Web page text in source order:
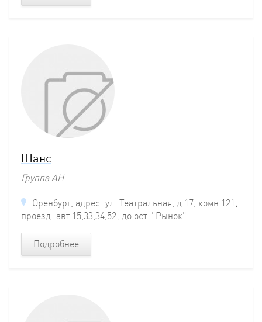
Шанс
Группа АН
Оренбург, адрес: ул. Театральная, д.17, комн.121;
проезд: авт.15,33,34,52; до ост. "Рынок"
Подробнее